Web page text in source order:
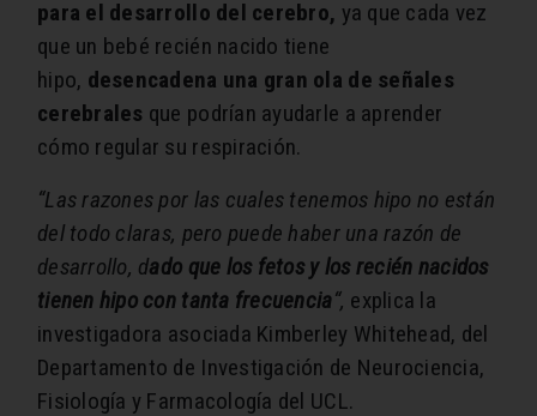
para el desarrollo del cerebro, ya que cada vez
que un bebé recién nacido tiene
hipo, desencadena una gran ola de señales
cerebrales que podrían ayudarle a aprender
cómo regular su respiración.
“Las razones por las cuales tenemos hipo no están
del todo claras, pero puede haber una razón de
desarrollo, dado que los fetos y los recién nacidos
tienen hipo con tanta frecuencia“, explica la
investigadora asociada Kimberley Whitehead, del
Departamento de Investigación de Neurociencia,
Fisiología y Farmacología del UCL.